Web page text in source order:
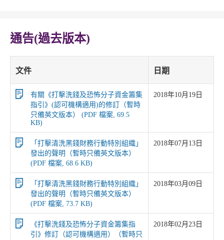
通告(過去版本)
文件 日期
有關《打擊洗錢及恐怖分子資金籌集
指引》(認可機構適用)的修訂（暫時
只備英文版本） (PDF 檔案, 69.5
KB)
2018年10月19日
「打擊清洗黑錢財務行動特別組織」
發出的聲明（暫時只備英文版本）
(PDF 檔案, 68.6 KB)
2018年07月13日
「打擊清洗黑錢財務行動特別組織」
發出的聲明（暫時只備英文版本）
(PDF 檔案, 73.7 KB)
2018年03月09日
《打擊洗錢及恐怖分子資金籌集指
引》修訂（認可機構適用）（暫時只
2018年02月23日